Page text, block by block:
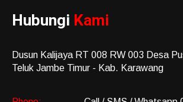
Hubungi Kami
Dusun Kalijaya RT 008 RW 003 Desa
Teluk Jambe Timur - Kab. Karawang